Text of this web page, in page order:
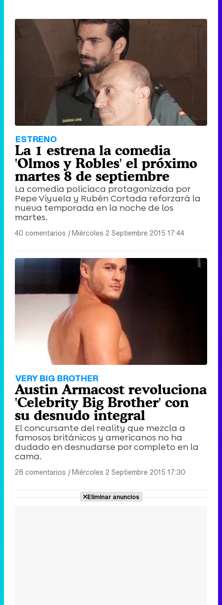
ESTRENO
La 1 estrena la comedia
'Olmos y Robles' el próximo
martes 8 de septiembre
La comedia policiaca protagonizada por
Pepe Viyuela y Rubén Cortada reforzará la
nueva temporada en la noche de los
martes.
40 comentarios |Miércoles 2 Septiembre 2015 17:44
VERY BIG BROTHER
Austin Armacost revoluciona
'Celebrity Big Brother' con
su desnudo integral
El concursante del reality que mezcla a
famosos británicos y americanos no ha
dudado en desnudarse por completo en la
cama.
28 comentarios |Miércoles 2 Septiembre 2015 17:30
Eliminar anuncios